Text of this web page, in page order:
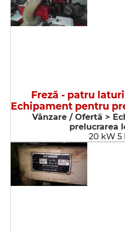
Freză - patru
Echipament pentru
Vânzare / Ofertă >
prelucrarea
20 kW 5